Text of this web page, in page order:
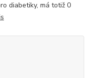
diabetiky, má totiž 0